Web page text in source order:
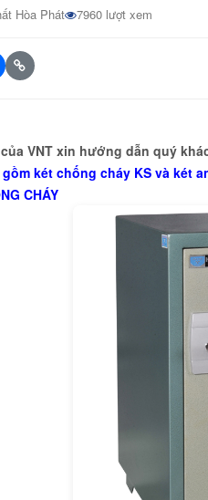
Hòa Phát 7960 lượt xem
VNT xin hướng dẫn quý
két chống cháy KS và két
CHÁY